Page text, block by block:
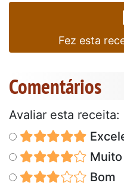
Fez esta
Comentários
Avaliar esta receita:
Bom